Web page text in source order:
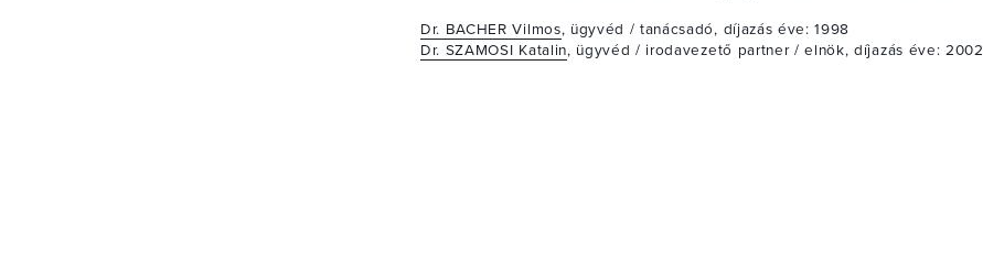
Dr. BACHER Vilmos, ügyvéd / tanácsadó, díjazás éve: 1998
Dr. SZAMOSI Katalin, ügyvéd / irodavezető partner / elnök, díjazás éve: 2002